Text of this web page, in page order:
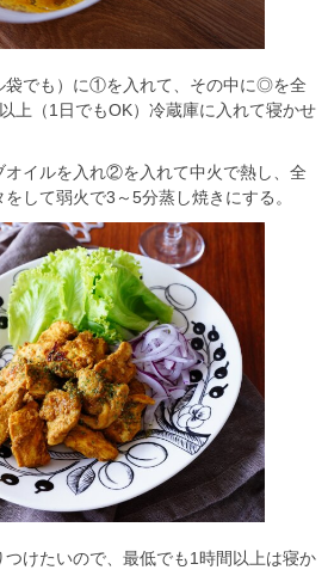
でも）に①を入れて、その中に◎を全
上（1日でもOK）冷蔵庫に入れて寝かせ
イルを入れ②を入れて中火で熱し、全
して弱火で3～5分蒸し焼きにする。
けたいので、最低でも1時間以上は寝か